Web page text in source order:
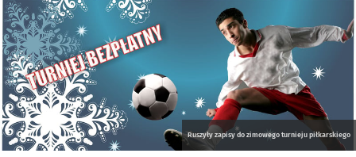
Ruszyły zapisy do zimowego turnieju piłkarskiego